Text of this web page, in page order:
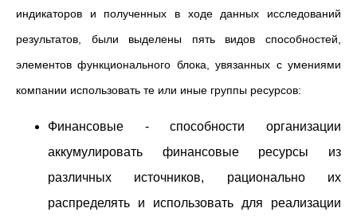
индикаторов и полученных в ходе данных исследований
результатов, были выделены пять видов способностей,
элементов функционального блока, увязанных с умениями
компании использовать те или иные группы ресурсов:
Финансовые - способности организации
аккумулировать финансовые ресурсы из
различных источников, рационально их
распределять и использовать для реализации